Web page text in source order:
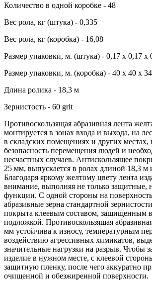
Количество в одной коробке - 48
Вес рола, кг (штука) - 0,335
Вес рола, кг (коробка) - 16,08
Размер упаковки, м. (штука) - 0,17 х 0,17 х
Размер упаковки, м. (коробка) - 40 х 40 х 34
Длина ролика - 18,3 м
Зернистость - 60 grit
Противоскользящая абразивная лента
монтируется в зонах входа и выхода, на
в складских помещениях и других местах,
безопасность перемещения людей и
несчастных случаев. Антискользящее
25 мм, выпускается в ролах длиной 18,3 м
Благодаря яркому желтому цвету лента
внимание, выполняя не только защитные,
функции. С одной стороны на
абразивные зерна стандартной
покрыта клеевым составом, защищенным
подложкой. Противоскользящая
мм устойчива к износу, температурным
воздействию агрессивных химикатов,
значительные нагрузки на разрыв. Чтобы
изделие в нужном месте, с клеевой
защитную пленку, после чего аккуратно
очищенной и обезжиренной поверхности.